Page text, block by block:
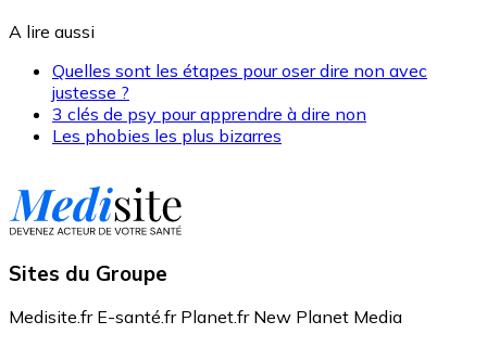
A lire aussi
Quelles sont les étapes pour oser dire non avec
justesse ?
3 clés de psy pour apprendre à dire non
Les phobies les plus bizarres
Sites du Groupe
Medisite.fr E-santé.fr Planet.fr New Planet Media